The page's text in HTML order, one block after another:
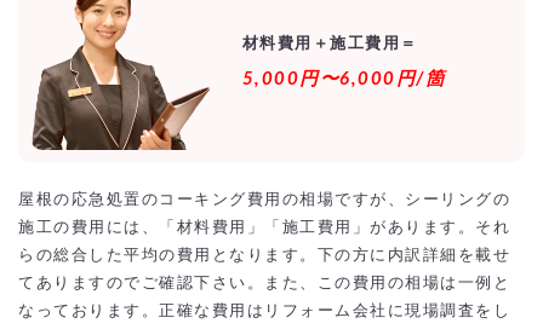
材料費用＋施工費用＝
5,000円〜6,000円/箇
屋根の応急処置のコーキング費用の相場ですが、シーリングの
施工の費用には、「材料費用」「施工費用」があります。それ
らの総合した平均の費用となります。下の方に内訳詳細を載せ
てありますのでご確認下さい。また、この費用の相場は一例と
なっております。正確な費用はリフォーム会社に現場調査をし